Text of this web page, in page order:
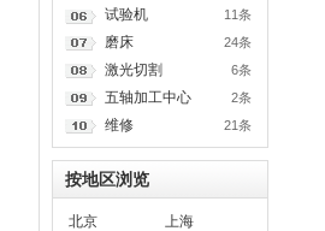
11条
试验机
24条
磨床
6条
激光切割
2条
五轴加工中心
21条
维修
按地区浏览
北京
上海